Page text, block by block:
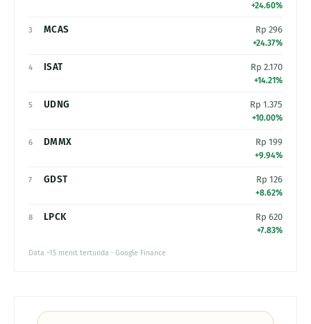
+24.60%
3 MCAS Rp 296
+24.37%
4 ISAT Rp 2.170
+14.21%
5 UDNG Rp 1.375
+10.00%
6 DMMX Rp 199
+9.94%
7 GDST Rp 126
+8.62%
8 LPCK Rp 620
+7.83%
Data ~15 menit tertunda · Google Finance